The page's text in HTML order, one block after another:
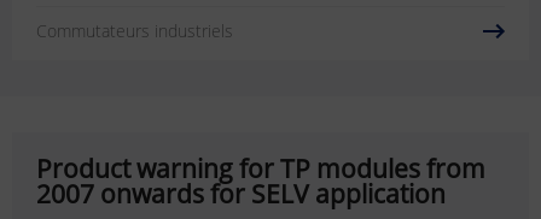
Commutateurs industriels
Product warning for TP modules from
2007 onwards for SELV application